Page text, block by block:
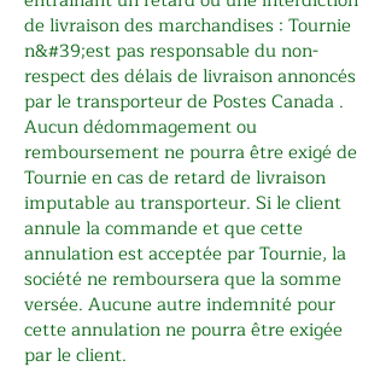
de livraison des marchandises : Tournie
n&#39;est pas responsable du non-
respect des délais de livraison annoncés
par le transporteur de Postes Canada .
Aucun dédommagement ou
remboursement ne pourra être exigé de
Tournie en cas de retard de livraison
imputable au transporteur. Si le client
annule la commande et que cette
annulation est acceptée par Tournie, la
société ne remboursera que la somme
versée. Aucune autre indemnité pour
cette annulation ne pourra être exigée
par le client.